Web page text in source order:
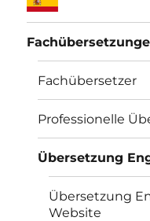
Fachübersetzer
Professionelle
Übersetzung
Übersetzung
Website